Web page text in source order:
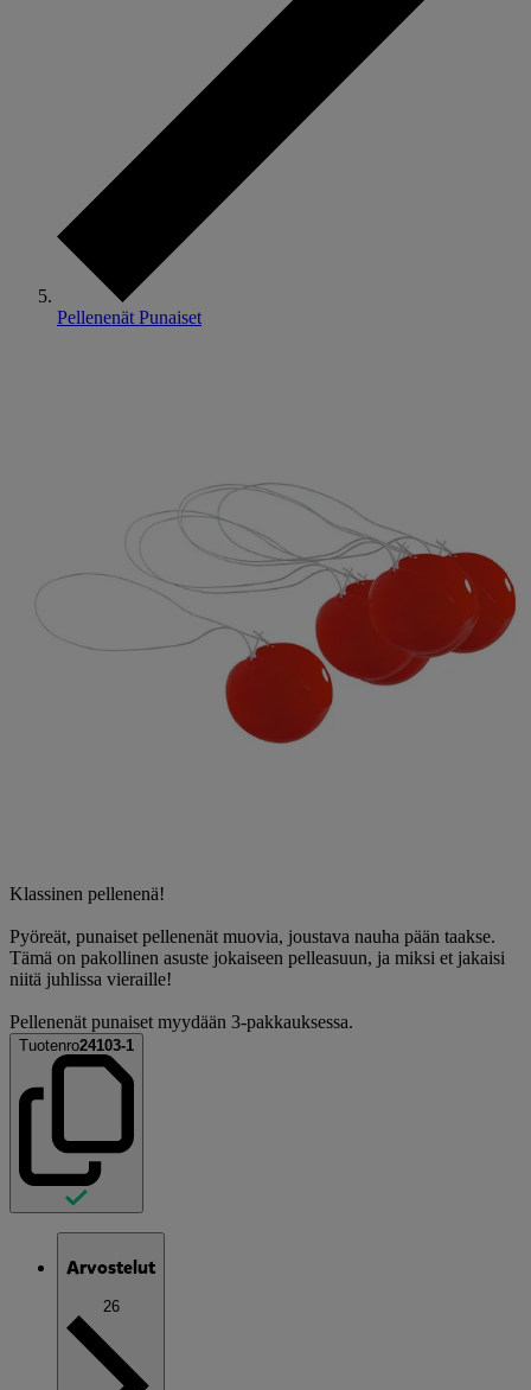
Pellenenät Punaiset
Klassinen pellenenä!
Pyöreät, punaiset pellenenät muovia, joustava nauha pään taakse.
Tämä on pakollinen asuste jokaiseen pelleasuun, ja miksi et jakaisi
niitä juhlissa vieraille!
Pellenenät punaiset myydään 3-pakkauksessa.
Tuotenro24103-1
Arvostelut
26